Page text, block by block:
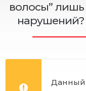
волосы”
нарушений?
Данный